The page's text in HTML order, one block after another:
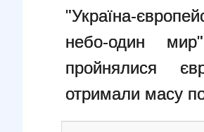
"Україна-
небо-один
пройнялися
отримали масу